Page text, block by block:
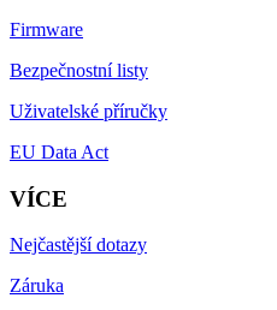
Firmware
Bezpečnostní listy
Uživatelské příručky
EU Data Act
VÍCE
Nejčastější dotazy
Záruka